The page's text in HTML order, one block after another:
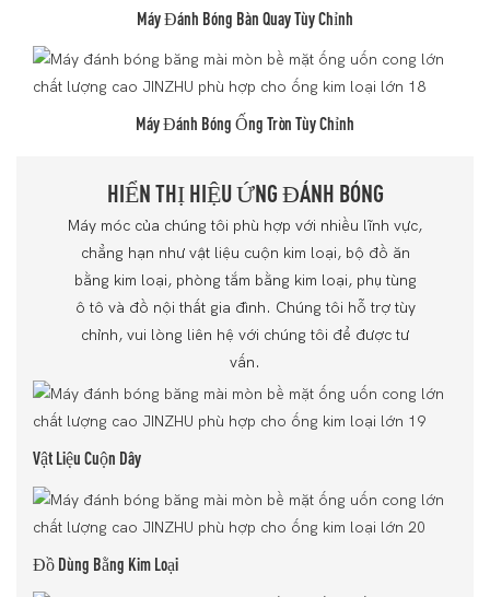
Máy Đánh Bóng Bàn Quay Tùy Chỉnh
Máy Đánh Bóng Ống Tròn Tùy Chỉnh
HIỂN THỊ HIỆU ỨNG ĐÁNH BÓNG
Máy móc của chúng tôi phù hợp với nhiều lĩnh vực,
chẳng hạn như vật liệu cuộn kim loại, bộ đồ ăn
bằng kim loại, phòng tắm bằng kim loại, phụ tùng
ô tô và đồ nội thất gia đình. Chúng tôi hỗ trợ tùy
chỉnh, vui lòng liên hệ với chúng tôi để được tư
vấn.
Vật Liệu Cuộn Dây
Đồ Dùng Bằng Kim Loại